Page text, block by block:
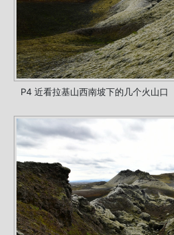
P4 近看拉基山西南坡下的几个火山口